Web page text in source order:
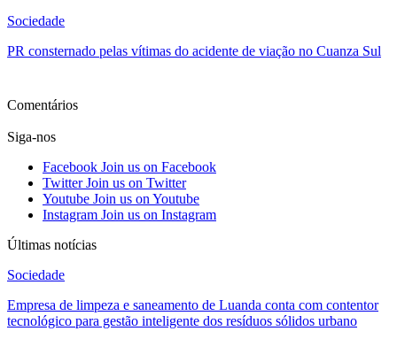
Sociedade
PR consternado pelas vítimas do acidente de viação no Cuanza Sul
Comentários
Siga-nos
Facebook Join us on Facebook
Twitter Join us on Twitter
Youtube Join us on Youtube
Instagram Join us on Instagram
Últimas notícias
Sociedade
Empresa de limpeza e saneamento de Luanda conta com contentor
tecnológico para gestão inteligente dos resíduos sólidos urbano